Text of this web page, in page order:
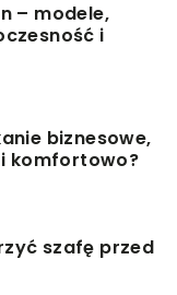
– modele,
i
biznesowe,
komfortowo?
szafę przed